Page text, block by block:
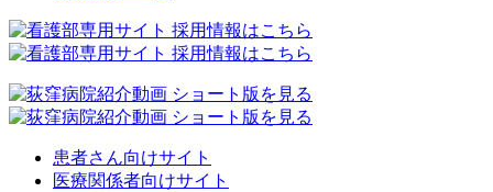
患者さん向けサイト
医療関係者向けサイト